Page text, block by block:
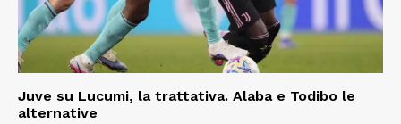
Juve su Lucumi, la trattativa. Alaba e Todibo le
alternative